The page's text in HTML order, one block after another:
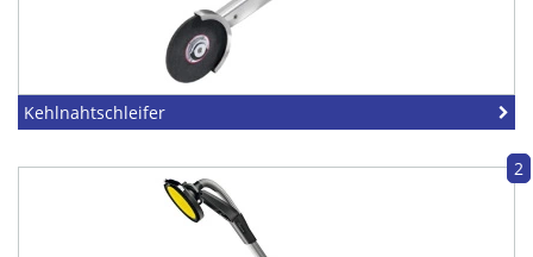
Kehlnahtschleifer
2